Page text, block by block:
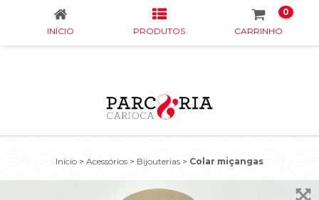
INÍCIO PRODUTOS CARRINHO
0
Início > Acessórios > Bijouterias > Colar miçangas